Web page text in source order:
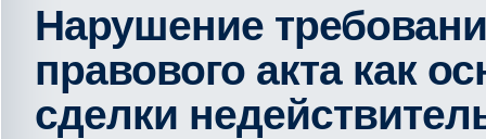
Нарушение
правового акта как
сделки